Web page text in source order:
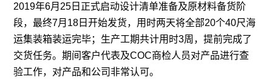
2019年6月25日正式启动设计清单准备及原材料备货阶
段，最终7月18日开始发货，用时两天将全部20个40尺海
运集装箱装运完毕；生产工期共计用时3周，提前完成了
交货任务。期间客户代表及COC商检人员对产品进行查
验工作，对产品和公司非常认可。